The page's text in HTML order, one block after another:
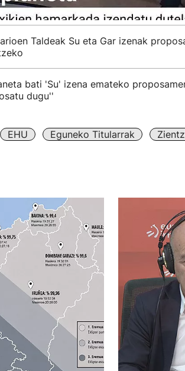
Taldeak Su eta Gar izenak
bati 'Su' izena emateko
dugu''
EHU Eguneko Titularrak